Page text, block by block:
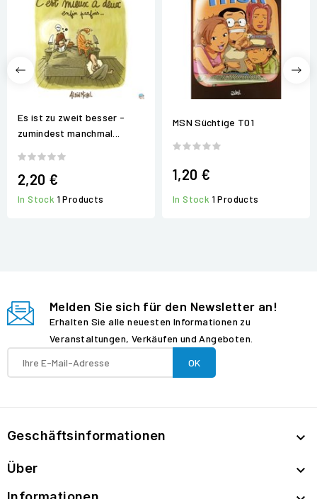
Es ist zu zweit besser -
zumindest manchmal...
2,20 €
In Stock 1 Products
MSN Süchtige T01
1,20 €
In Stock 1 Products
Melden Sie sich für den Newsletter an!
Erhalten Sie alle neuesten Informationen zu
Veranstaltungen, Verkäufen und Angeboten.
Geschäftsinformationen 
Über 